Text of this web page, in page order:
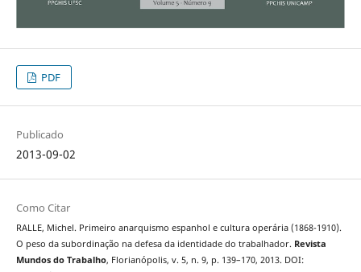
PDF
Publicado
2013-09-02
Como Citar
RALLE, Michel. Primeiro anarquismo espanhol e cultura operária (1868-1910).
O peso da subordinação na defesa da identidade do trabalhador. Revista
Mundos do Trabalho, Florianópolis, v. 5, n. 9, p. 139–170, 2013. DOI: